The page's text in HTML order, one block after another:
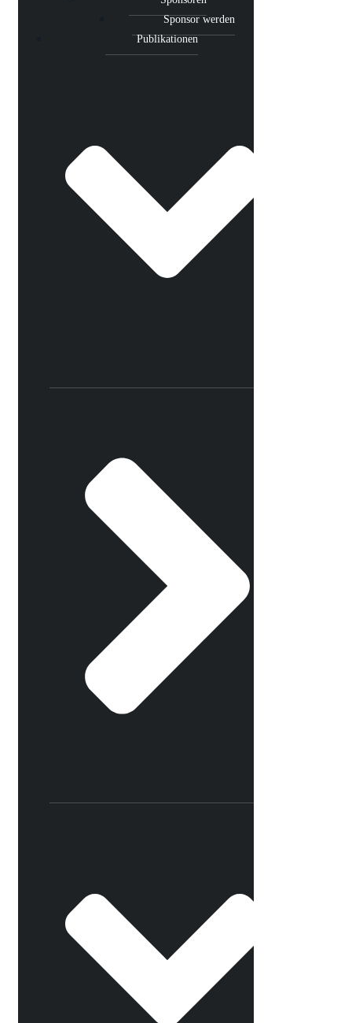
Sponsor werden
Publikationen